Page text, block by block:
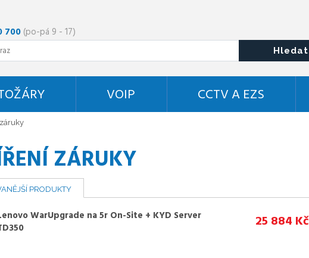
700 (po-pá 9 - 17)
Hledat
VOIP CCTV A EZS
ZÁRUKY
PRODUKTY
WarUpgrade na 5r On-Site + KYD Server
25 884 Kč